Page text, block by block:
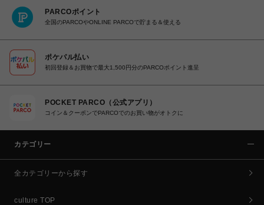
PARCOポイント
全国のPARCOやONLINE PARCOで貯まる＆使える
ポケパル払い
初回登録＆お買物で最大1,500円分のPARCOポイント進呈
POCKET PARCO（公式アプリ）
コイン＆クーポンでPARCOでのお買い物がオトクに
カテゴリー
全カテゴリーから探す
culture TOP